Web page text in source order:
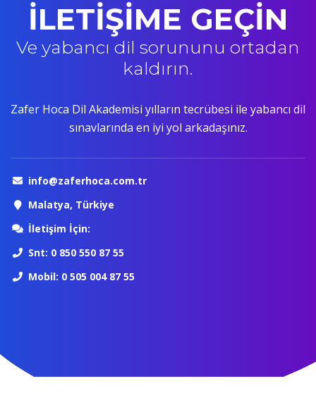
İLETİŞİME GEÇİN
Ve yabancı dil sorununu ortadan
kaldırın.
Zafer Hoca Dil Akademisi yılların tecrübesi ile yabancı dil
sınavlarında en iyi yol arkadaşınız.
info@zaferhoca.com.tr
Malatya, Türkiye
İletişim İçin:
Snt: 0 850 550 87 55
Mobil: 0 505 004 87 55